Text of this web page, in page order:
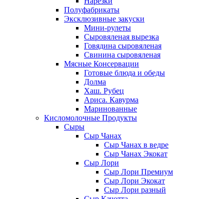
Полуфабрикаты
Эксклюзивные закуски
Мини-рулеты
Сыровяленая вырезка
Говядина сыровяленая
Свинина сыровяленая
Мясные Консервации
Готовые блюда и обеды
Долма
Хаш. Рубец
Ариса. Кавурма
Маринованные
Кисломолочные Продукты
Сыры
Сыр Чанах
Сыр Чанах в ведре
Сыр Чанах Экокат
Сыр Лори
Сыр Лори Премиум
Сыр Лори Экокат
Сыр Лори разный